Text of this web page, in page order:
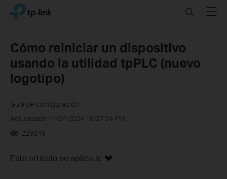
Click
navigation
TP-Link, Reliably Smart SearchMenu
Cómo reiniciar un dispositivo
usando la utilidad tpPLC (nuevo
logotipo)
Guía de configuración
Actualizado11-07-2024 16:07:24 PM
229849
Este artículo se aplica a: